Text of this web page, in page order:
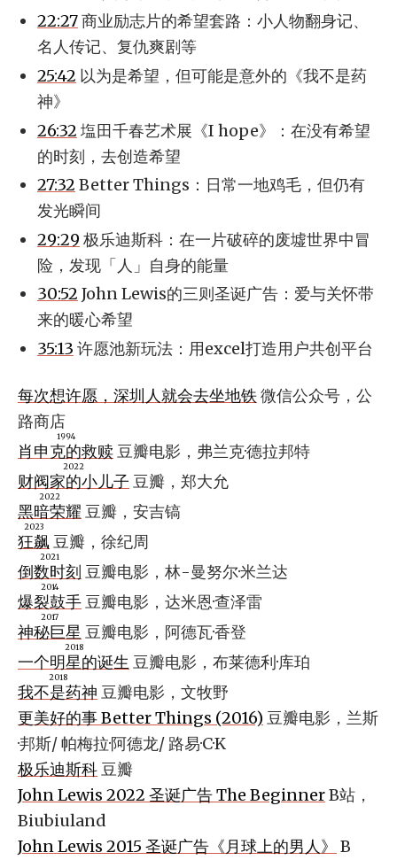
22:27商业励志片的希望套路：小人物翻身记、
名人传记、复仇爽剧等
25:42 以为是希望，但可能是意外的《我不是药
神》
26:32 塩田千春艺术展《I hope》：在没有希望
的时刻，去创造希望
27:32 Better Things：日常一地鸡毛，但仍有
发光瞬间
29:29 极乐迪斯科：在一片破碎的废墟世界中冒
险，发现「人」自身的能量
30:52 John Lewis的三则圣诞广告：爱与关怀带
来的暖心希望
35:13 许愿池新玩法：用excel打造用户共创平台
每次想许愿，深圳人就会去坐地铁微信公众号，公
路商店
肖申克的救赎
1994
豆瓣电影，弗兰克·德拉邦特
财阀家的小儿子
2022
豆瓣，郑大允
黑暗荣耀
2022
豆瓣，安吉镐
狂飙
2023
豆瓣，徐纪周
倒数时刻
2021
豆瓣电影，林-曼努尔·米兰达
爆裂鼓手
2014
豆瓣电影，达米恩·查泽雷
神秘巨星
2017
豆瓣电影，阿德瓦·香登
一个明星的诞生
2018
豆瓣电影，布莱德利·库珀
我不是药神
2018
豆瓣电影，文牧野
更美好的事 Better Things (2016) 豆瓣电影，兰斯
·邦斯/ 帕梅拉·阿德龙/ 路易·C·K
极乐迪斯科豆瓣
John Lewis 2022 圣诞广告 The BeginnerB站，
Biubiuland
John Lewis 2015 圣诞广告《月球上的男人》
B